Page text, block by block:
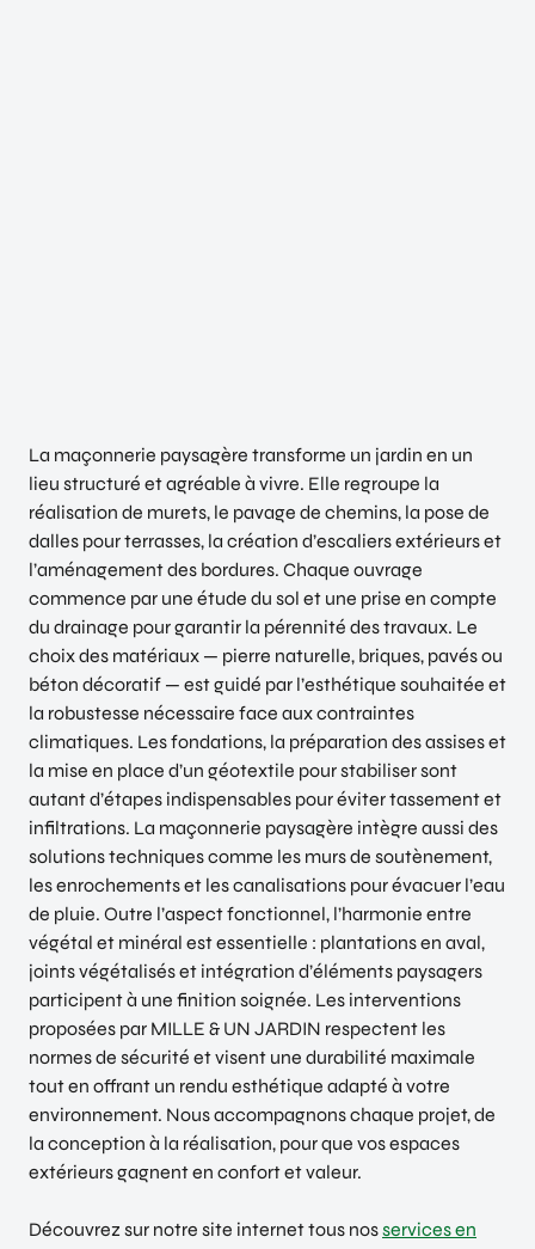
La maçonnerie paysagère transforme un jardin en un
lieu structuré et agréable à vivre. Elle regroupe la
réalisation de murets, le pavage de chemins, la pose de
dalles pour terrasses, la création d’escaliers extérieurs et
l’aménagement des bordures. Chaque ouvrage
commence par une étude du sol et une prise en compte
du drainage pour garantir la pérennité des travaux. Le
choix des matériaux — pierre naturelle, briques, pavés ou
béton décoratif — est guidé par l’esthétique souhaitée et
la robustesse nécessaire face aux contraintes
climatiques. Les fondations, la préparation des assises et
la mise en place d’un géotextile pour stabiliser sont
autant d’étapes indispensables pour éviter tassement et
infiltrations. La maçonnerie paysagère intègre aussi des
solutions techniques comme les murs de soutènement,
les enrochements et les canalisations pour évacuer l’eau
de pluie. Outre l’aspect fonctionnel, l’harmonie entre
végétal et minéral est essentielle : plantations en aval,
joints végétalisés et intégration d’éléments paysagers
participent à une finition soignée. Les interventions
proposées par MILLE & UN JARDIN respectent les
normes de sécurité et visent une durabilité maximale
tout en offrant un rendu esthétique adapté à votre
environnement. Nous accompagnons chaque projet, de
la conception à la réalisation, pour que vos espaces
extérieurs gagnent en confort et valeur.
Découvrez sur notre site internet tous nosservices en